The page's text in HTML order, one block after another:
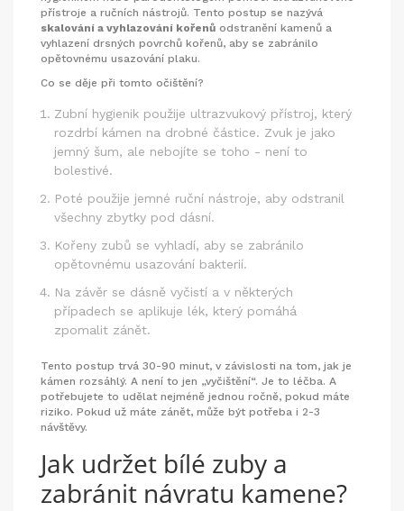
přístroje a ručních nástrojů. Tento postup se nazývá
skalování a vyhlazování kořenů odstranění kamenů a
vyhlazení drsných povrchů kořenů, aby se zabránilo
opětovnému usazování plaku.
Co se děje při tomto očištění?
Zubní hygienik použije ultrazvukový přístroj, který
rozdrbí kámen na drobné částice. Zvuk je jako
jemný šum, ale nebojíte se toho - není to
bolestivé.
Poté použije jemné ruční nástroje, aby odstranil
všechny zbytky pod dásní.
Kořeny zubů se vyhladí, aby se zabránilo
opětovnému usazování bakterií.
Na závěr se dásně vyčistí a v některých
případech se aplikuje lék, který pomáhá
zpomalit zánět.
Tento postup trvá 30-90 minut, v závislosti na tom, jak je
kámen rozsáhlý. A není to jen „vyčištění“. Je to léčba. A
potřebujete to udělat nejméně jednou ročně, pokud máte
riziko. Pokud už máte zánět, může být potřeba i 2-3
návštěvy.
Jak udržet bílé zuby a
zabránit návratu kamene?